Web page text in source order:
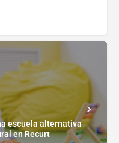
escuela alternativa
en Recurt